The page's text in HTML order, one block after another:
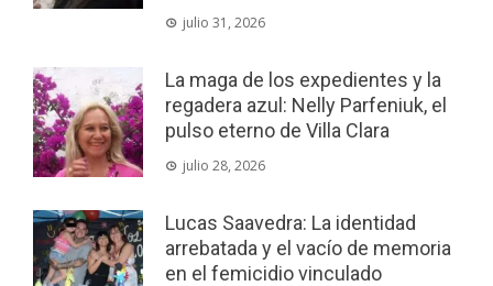
julio 31, 2026
La maga de los expedientes y la
regadera azul: Nelly Parfeniuk, el
pulso eterno de Villa Clara
julio 28, 2026
Lucas Saavedra: La identidad
arrebatada y el vacío de memoria
en el femicidio vinculado